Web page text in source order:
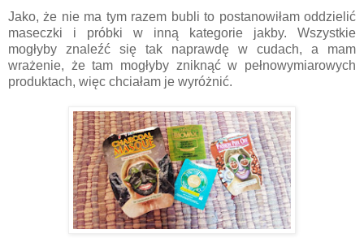
Jako, że nie ma tym razem bubli to postanowiłam oddzielić
maseczki i próbki w inną kategorie jakby. Wszystkie
mogłyby znaleźć się tak naprawdę w cudach, a mam
wrażenie, że tam mogłyby zniknąć w pełnowymiarowych
produktach, więc chciałam je wyróżnić.